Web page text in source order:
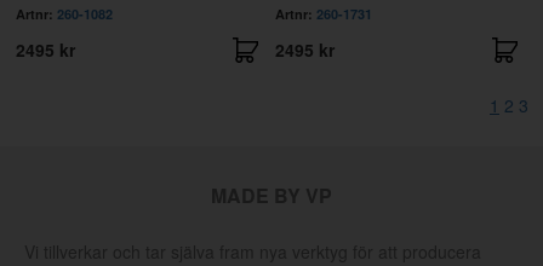
Artnr: 260-1082
2495 kr
Artnr: 260-1731
2495 kr
1 2 3